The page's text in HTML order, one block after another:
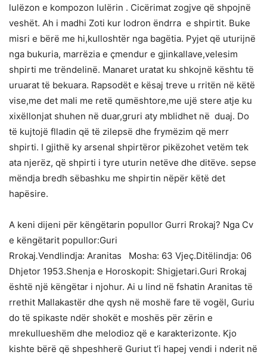
lulëzon e kompozon lulërin . Cicërimat zogjve që shpojnë
veshët. Ah i madhi Zoti kur lodron ëndrra e shpirtit. Buke
misri e bërë me hi,kulloshtër nga bagëtia. Pyjet që uturijnë
nga bukuria, marrëzia e çmendur e gjinkallave,velesim
shpirti me trëndelinë. Manaret uratat ku shkojnë kështu të
uruarat të bekuara. Rapsodët e kësaj treve u rritën në këtë
vise,me det mali me retë qumështore,me ujë stere atje ku
xixëllonjat shuhen në duar,gruri aty mblidhet në duaj. Do
të kujtojë flladin që të zilepsë dhe frymëzim që merr
shpirti. I gjithë ky arsenal shpirtëror pikëzohet vetëm tek
ata njerëz, që shpirti i tyre uturin netëve dhe ditëve. sepse
mëndja bredh sëbashku me shpirtin nëpër këtë det
hapësire.
A keni dijeni për këngëtarin popullor Gurri Rrokaj? Nga Cv
e këngëtarit popullor:Guri
Rrokaj.Vendlindja: Aranitas Mosha: 63 Vjeç.Ditëlindja: 06
Dhjetor 1953.Shenja e Horoskopit: Shigjetari.Guri Rrokaj
është një këngëtar i njohur. Ai u lind në fshatin Aranitas të
rrethit Mallakastër dhe qysh në moshë fare të vogël, Guriu
do të spikaste ndër shokët e moshës për zërin e
mrekullueshëm dhe melodioz që e karakterizonte. Kjo
kishte bërë që shpeshherë Guriut t’i hapej vendi i nderit në